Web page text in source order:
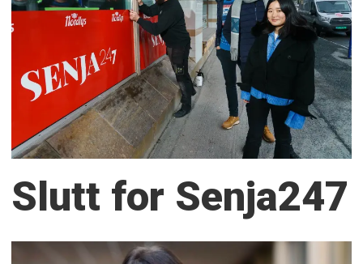
Slutt for Senja247